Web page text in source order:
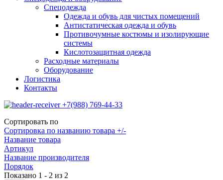
Спецодежда
Одежда и обувь для чистых помещений
Антистатическая одежда и обувь
Противочумные костюмы и изолирующие
системы
Кислотозащитная одежда
Расходные материалы
Оборудование
Логистика
Контакты
+7(988) 769-44-33
Сортировать по
Сортировка по названию товара +/-
Название товара
Артикул
Название производителя
Порядок
Показано 1 - 2 из 2